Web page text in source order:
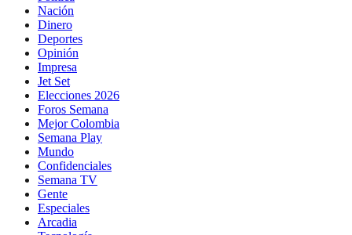
Nación
Dinero
Deportes
Opinión
Impresa
Jet Set
Elecciones 2026
Foros Semana
Mejor Colombia
Semana Play
Mundo
Confidenciales
Semana TV
Gente
Especiales
Arcadia